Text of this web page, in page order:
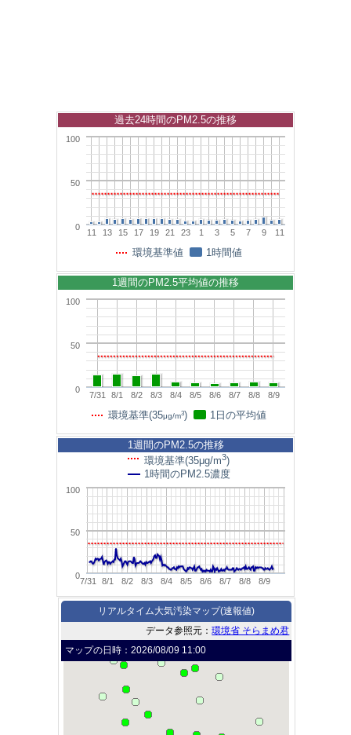
11 13 15 17 19 21 23 1 3 5 7 9 11
0
50
100
過去24時間のPM2.5の推移
環境基準値 1時間値
7/31 8/1 8/2 8/3 8/4 8/5 8/6 8/7 8/8 8/9
0
50
100
1週間のPM2.5平均値の推移
環境基準(35μg/m3) 1日の平均値
7/31 8/1 8/2 8/3 8/4 8/5 8/6 8/7 8/8 8/9
0
50
100
1週間のPM2.5の推移
環境基準(35μg/m3)
1時間のPM2.5濃度
リアルタイム大気汚染マップ(速報値)
データ参照元：環境省 そらまめ君
マップの日時：2026/08/09 11:00